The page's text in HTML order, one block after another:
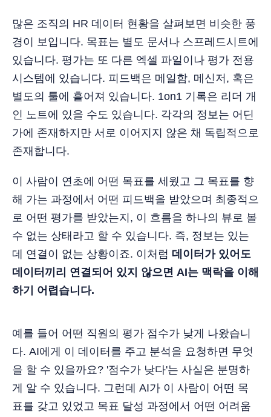
많은 조직의 HR 데이터 현황을 살펴보면 비슷한 풍
경이 보입니다. 목표는 별도 문서나 스프레드시트에
있습니다. 평가는 또 다른 엑셀 파일이나 평가 전용
시스템에 있습니다. 피드백은 메일함, 메신저, 혹은
별도의 툴에 흩어져 있습니다. 1on1 기록은 리더 개
인 노트에 있을 수도 있습니다. 각각의 정보는 어딘
가에 존재하지만 서로 이어지지 않은 채 독립적으로
존재합니다.
이 사람이 연초에 어떤 목표를 세웠고 그 목표를 향
해 가는 과정에서 어떤 피드백을 받았으며 최종적으
로 어떤 평가를 받았는지, 이 흐름을 하나의 뷰로 볼
수 없는 상태라고 할 수 있습니다. 즉, 정보는 있는
데 연결이 없는 상황이죠. 이처럼 데이터가 있어도
데이터끼리 연결되어 있지 않으면 AI는 맥락을 이해
하기 어렵습니다.
예를 들어 어떤 직원의 평가 점수가 낮게 나왔습니
다. AI에게 이 데이터를 주고 분석을 요청하면 무엇
을 할 수 있을까요? '점수가 낮다'는 사실은 분명하
게 알 수 있습니다. 그런데 AI가 이 사람이 어떤 목
표를 갖고 있었고 목표 달성 과정에서 어떤 어려움